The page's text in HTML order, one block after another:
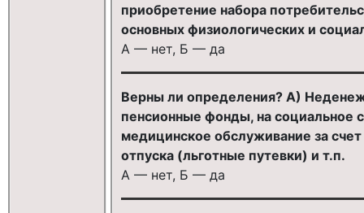
приобретение набора
основных физиологических и
А — нет, Б — да
Верны ли определения? А)
пенсионные фонды, на социальное
медицинское обслуживание за
отпуска (льготные путевки) и т.п.
А — нет, Б — да